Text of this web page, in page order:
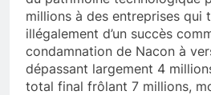
millions à des entreprises qui
illégalement d’un succès
condamnation de Nacon à
dépassant largement 4
total final frôlant 7 millions,